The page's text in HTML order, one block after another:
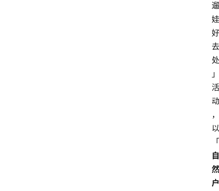
遛
娃
好
去
处
」
活
动
，
以
「
自
然
户